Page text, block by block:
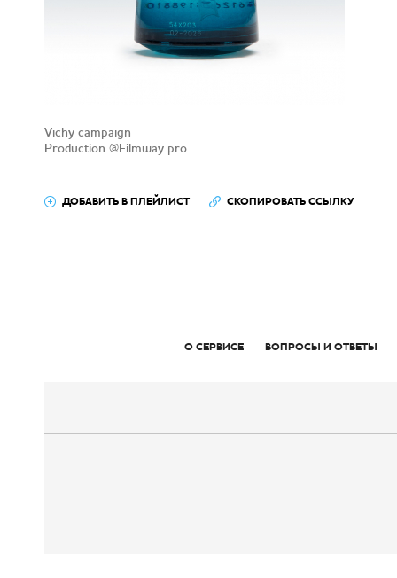
Vichy campaign
Production @Filmway pro
ДОБАВИТЬ В ПЛЕЙЛИСТ СКОПИРОВАТЬ ССЫЛКУ
О СЕРВИСЕ ВОПРОСЫ И ОТВЕТЫ